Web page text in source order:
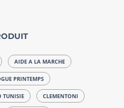
AIDE A LA MARCHE
PRINTEMPS
TUNISIE CLEMENTONI